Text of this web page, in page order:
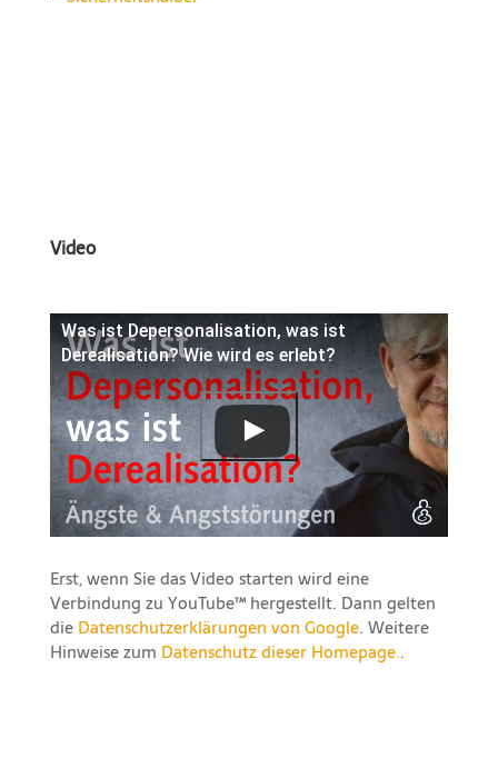
Video
Was ist Depersonalisation, was ist
Derealisation? Wie wird es erlebt?
Erst, wenn Sie das Video starten wird eine
Verbindung zu YouTube™ hergestellt. Dann gelten
die Datenschutzerklärungen von Google. Weitere
Hinweise zum Datenschutz dieser Homepage..